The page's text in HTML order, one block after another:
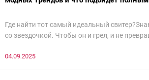
Где найти тот самый идеальный
со звездочкой. Чтобы он и грел, и не
паники.
04.09.2025